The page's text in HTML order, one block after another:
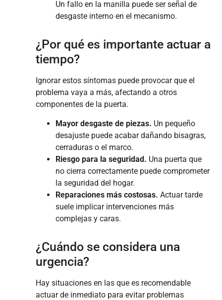
Un fallo en la manilla puede ser señal de
desgaste interno en el mecanismo.
¿Por qué es importante actuar a
tiempo?
Ignorar estos síntomas puede provocar que el
problema vaya a más, afectando a otros
componentes de la puerta.
Mayor desgaste de piezas. Un pequeño
desajuste puede acabar dañando bisagras,
cerraduras o el marco.
Riesgo para la seguridad. Una puerta que
no cierra correctamente puede comprometer
la seguridad del hogar.
Reparaciones más costosas. Actuar tarde
suele implicar intervenciones más
complejas y caras.
¿Cuándo se considera una
urgencia?
Hay situaciones en las que es recomendable
actuar de inmediato para evitar problemas